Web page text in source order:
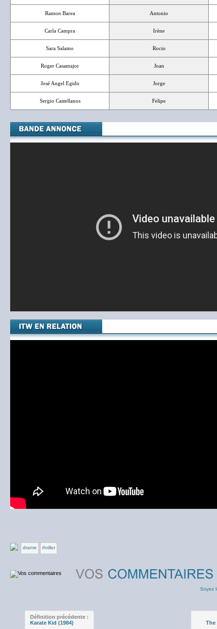
Ramon Barea Antonio
Carla Campra Irène
Sara Salamo Rocio
Roger Casamajor Joan
José Angel Egido Jorge
Sergio Castellanos Felipe
drame thriller
Soyez
Définition précédente :
Karate Kid (1984)
The